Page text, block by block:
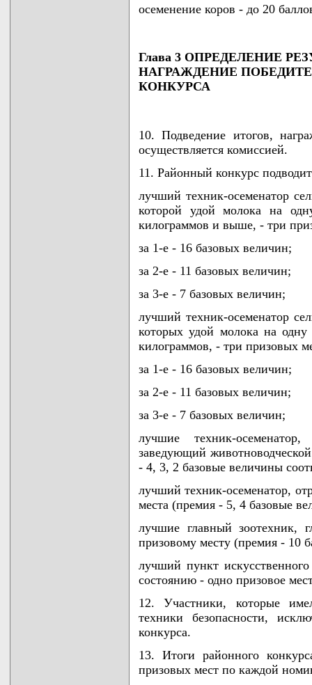
осеменение коров - до 20
Глава 3 ОПРЕДЕЛЕНИЕ
НАГРАЖДЕНИЕ
КОНКУРСА
10. Подведение итогов,
осуществляется комиссией.
11. Районный конкурс
лучший техник-осеменатор
которой удой молока на
килограммов и выше, - три
за 1-е - 16 базовых величин;
за 2-е - 11 базовых величин;
за 3-е - 7 базовых величин;
лучший техник-осеменатор
которых удой молока на
килограммов, - три призовых
за 1-е - 16 базовых величин;
за 2-е - 11 базовых величин;
за 3-е - 7 базовых величин;
лучшие техник-осеменатор,
заведующий
- 4, 3, 2 базовые величины
лучший техник-осеменатор,
места (премия - 5, 4 базовые
лучшие главный зоотехник,
призовому месту (премия - 10
лучший пункт
состоянию - одно призовое
12. Участники, которые
техники безопасности,
конкурса.
13. Итоги районного
призовых мест по каждой